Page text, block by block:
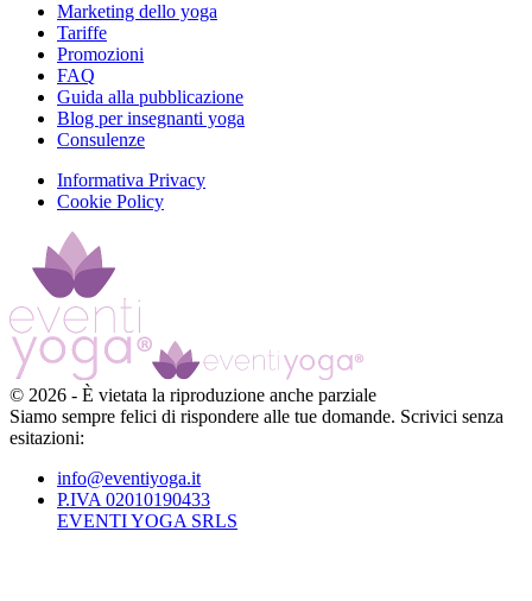
Marketing dello yoga
Tariffe
Promozioni
FAQ
Guida alla pubblicazione
Blog per insegnanti yoga
Consulenze
Informativa Privacy
Cookie Policy
© 2026 - È vietata la riproduzione anche parziale
Siamo sempre felici di rispondere alle tue domande. Scrivici senza
esitazioni:
info@eventiyoga.it
P.IVA 02010190433
EVENTI YOGA SRLS